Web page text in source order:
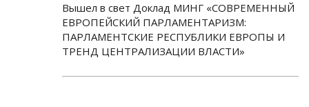
Вышел в свет Доклад МИНГ «СОВРЕМЕННЫЙ
ЕВРОПЕЙСКИЙ ПАРЛАМЕНТАРИЗМ:
ПАРЛАМЕНТСКИЕ РЕСПУБЛИКИ ЕВРОПЫ И
ТРЕНД ЦЕНТРАЛИЗАЦИИ ВЛАСТИ»